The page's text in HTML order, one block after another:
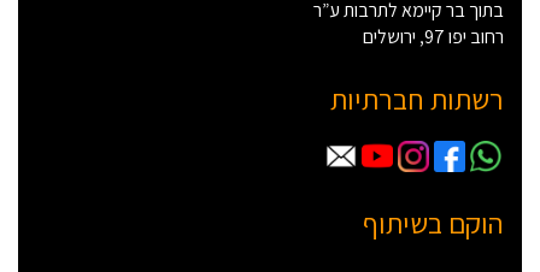
בתוך בר קיימא לתרבות ע”ר
רחוב יפו 97, ירושלים
רשתות חברתיות
הוקם בשיתוף